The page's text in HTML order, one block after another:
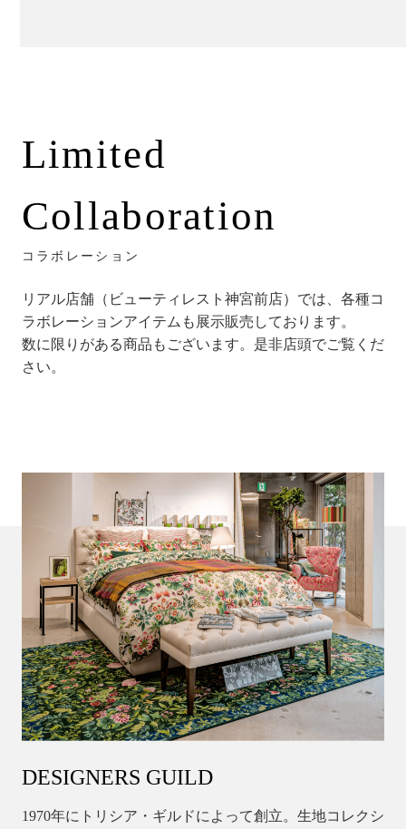
Limited
Collaboration
コラボレーション
リアル店舗（ビューティレスト神宮前店）では、各種コ
ラボレーションアイテムも展示販売しております。
数に限りがある商品もございます。是非店頭でご覧くだ
さい。
DESIGNERS GUILD
1970年にトリシア・ギルドによって創立。生地コレクシ